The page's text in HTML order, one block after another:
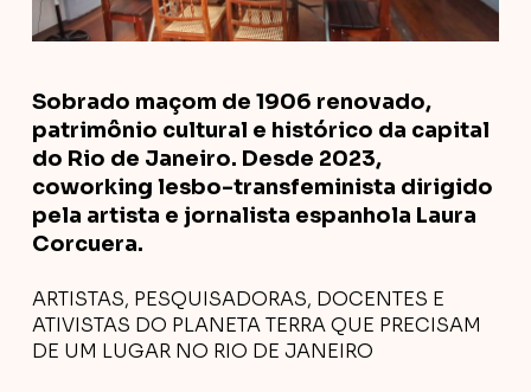
Sobrado maçom de 1906 renovado,
patrimônio cultural e histórico da capital
do Rio de Janeiro. Desde 2023,
coworking lesbo-transfeminista dirigido
pela artista e jornalista espanhola Laura
Corcuera.
ARTISTAS, PESQUISADORAS, DOCENTES E
ATIVISTAS DO PLANETA TERRA QUE PRECISAM
DE UM LUGAR NO RIO DE JANEIRO